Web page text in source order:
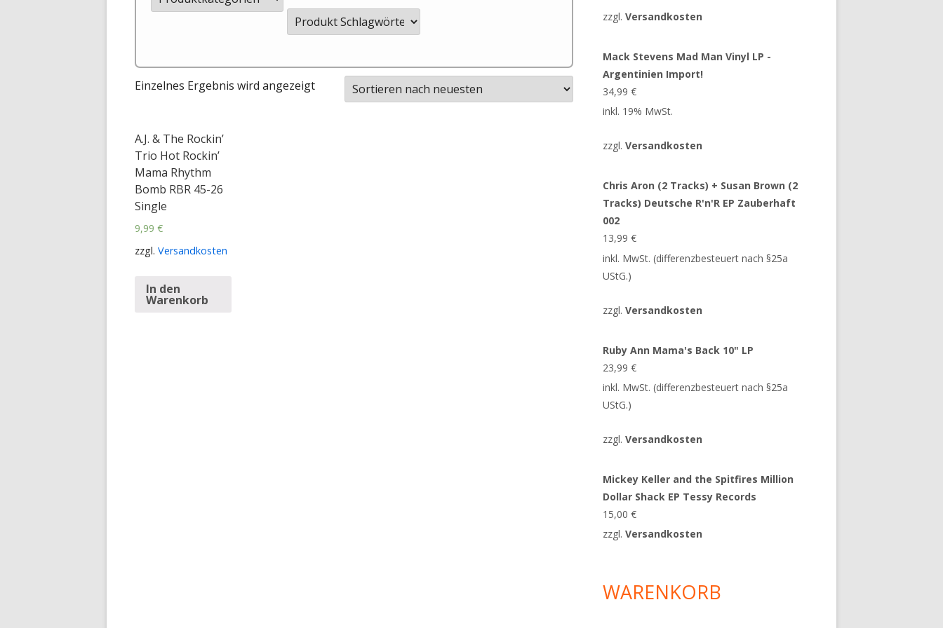
Einzelnes Ergebnis wird angezeigt
A.J. & The Rockin’
Trio Hot Rockin’
Mama Rhythm
Bomb RBR 45-26
Single
9,99 €
zzgl. Versandkosten
In den
Warenkorb
zzgl.Versandkosten
Mack Stevens Mad Man Vinyl LP -
Argentinien Import!
34,99€
inkl. 19% MwSt.
zzgl.Versandkosten
Chris Aron (2 Tracks) + Susan Brown (2
Tracks) Deutsche R'n'R EP Zauberhaft
002
13,99€
inkl. MwSt. (differenzbesteuert nach §25a
UStG.)
zzgl.Versandkosten
Ruby Ann Mama's Back 10" LP
23,99€
inkl. MwSt. (differenzbesteuert nach §25a
UStG.)
zzgl.Versandkosten
Mickey Keller and the Spitfires Million
Dollar Shack EP Tessy Records
15,00€
zzgl.Versandkosten
WARENKORB